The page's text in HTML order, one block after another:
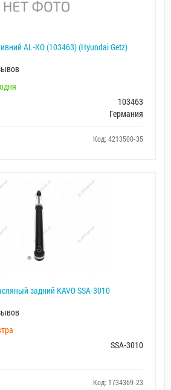
AL-KO (103463) (Hyundai Getz)
103463
Германия
Код: 4213500-35
задний KAVO SSA-3010
SSA-3010
Код: 1734369-23